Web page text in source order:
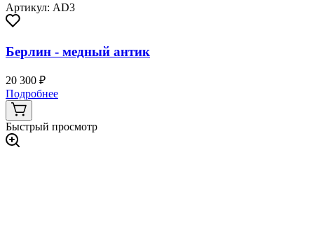
Артикул: AD3
Берлин - медный антик
20 300 ₽
Подробнее
Быстрый просмотр